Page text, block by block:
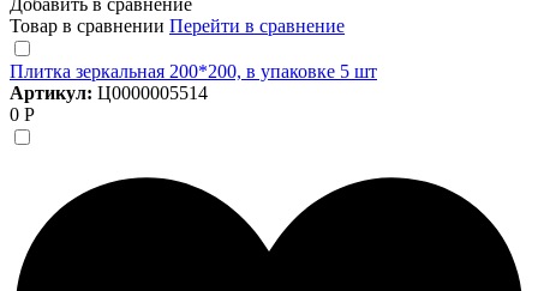
Товар в сравнении Перейти в сравнение
Плитка зеркальная 200*200, в упаковке 5 шт
Артикул: Ц0000005514
0 Р